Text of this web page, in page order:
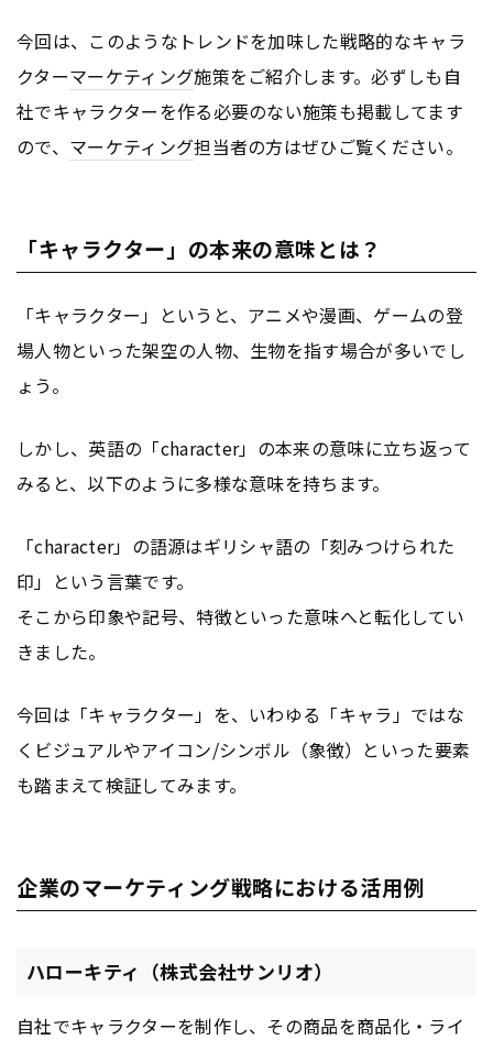
今回は、このようなトレンドを加味した戦略的なキャラ
クターマーケティング施策をご紹介します。必ずしも自
社でキャラクターを作る必要のない施策も掲載してます
ので、 マーケティング担当者の方はぜひご覧ください。
「キャラクター」の本来の意味とは？
「キャラクター」というと、アニメや漫画、ゲームの登
場人物といった架空の人物、生物を指す場合が多いでし
ょう。
しかし、英語の「character」の本来の意味に立ち返って
みると、以下のように多様な意味を持ちます。
「character」の語源はギリシャ語の「刻みつけられた
印」という言葉です。
そこから印象や記号、特徴といった意味へと転化してい
きました。
今回は「キャラクター」を、いわゆる「キャラ」ではな
くビジュアルやアイコン/シンボル（象徴）といった要素
も踏まえて検証してみます。
企業のマーケティング戦略における活用例
ハローキティ（株式会社サンリオ）
自社でキャラクターを制作し、その商品を商品化・ライ